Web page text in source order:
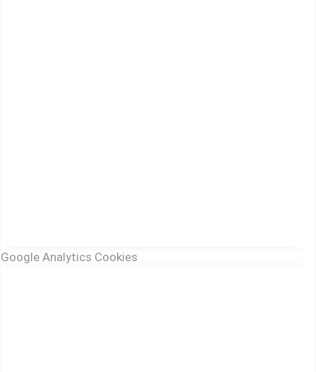
Google Analytics Cookies